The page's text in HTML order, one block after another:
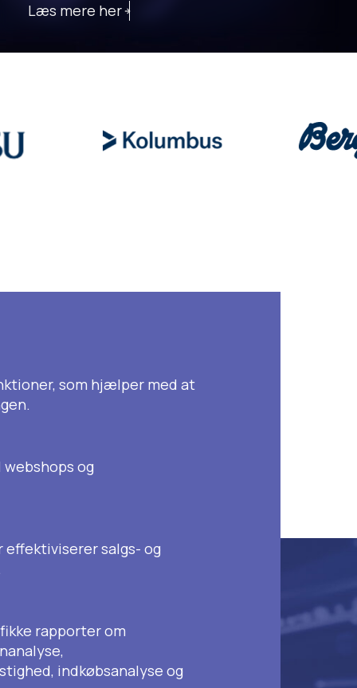
Læs mere her
som hjælper med at
og
effektiviserer salgs- og
rapporter om
indkøbsanalyse og